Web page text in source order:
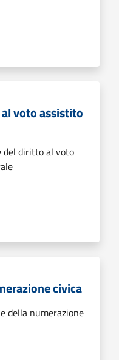
voto assistito
del diritto al voto
civica
della numerazione